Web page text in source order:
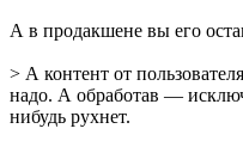
А в продакшене вы его
> А контент от
надо. А обработав —
нибудь рухнет.